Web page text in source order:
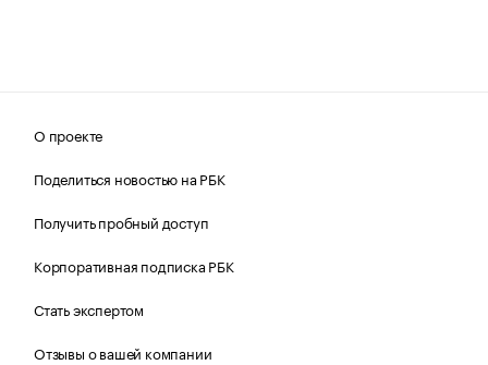
О проекте
Поделиться новостью на РБК
Получить пробный доступ
Корпоративная подписка РБК
Стать экспертом
Отзывы о вашей компании